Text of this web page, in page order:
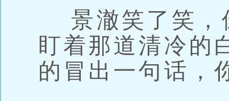
景澈笑了笑，
盯着那道清冷的
的冒出一句话，